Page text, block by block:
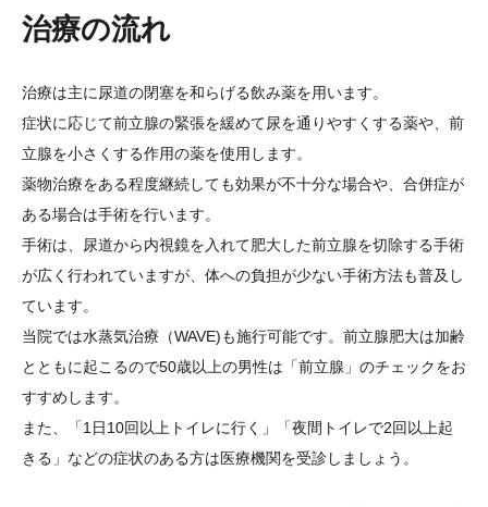
治療の流れ
治療は主に尿道の閉塞を和らげる飲み薬を用います。
症状に応じて前立腺の緊張を緩めて尿を通りやすくする薬や、前
立腺を小さくする作用の薬を使用します。
薬物治療をある程度継続しても効果が不十分な場合や、合併症が
ある場合は手術を行います。
手術は、尿道から内視鏡を入れて肥大した前立腺を切除する手術
が広く行われていますが、体への負担が少ない手術方法も普及し
ています。
当院では水蒸気治療（WAVE)も施行可能です。前立腺肥大は加齢
とともに起こるので50歳以上の男性は「前立腺」のチェックをお
すすめします。
また、「1日10回以上トイレに行く」「夜間トイレで2回以上起
きる」などの症状のある方は医療機関を受診しましょう。